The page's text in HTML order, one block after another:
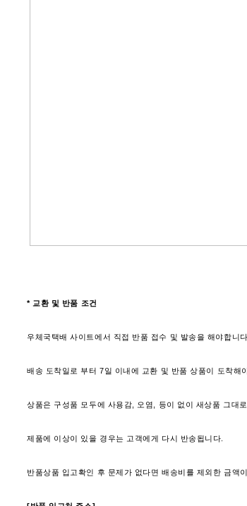
* 교환 및 반품 조건
우체국택배 사이트에서 직접 반품 접수 및 발송을 해야합니다.
배송 도착일로 부터 7일 이내에 교환 및 반품 상품이 도착해
상품은 구성품 모두에 사용감, 오염, 등이 없이 새상품 그대
제품에 이상이 있을 경우는 고객에게 다시 반송됩니다.
반품상품 입고확인 후 문제가 없다면 배송비를 제외한 금액